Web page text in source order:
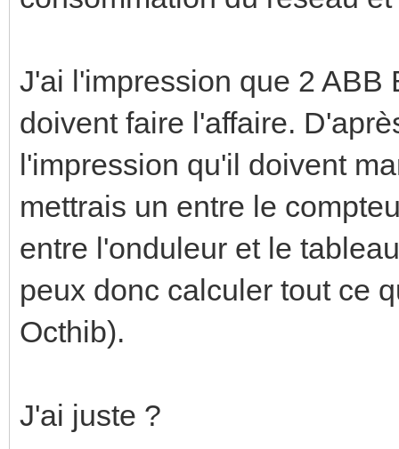
J'ai l'impression que 2 ABB
doivent faire l'affaire.
l'impression qu'il doivent
mettrais un entre le
entre l'onduleur et le
peux donc calculer tout ce
Octhib).
J'ai juste ?